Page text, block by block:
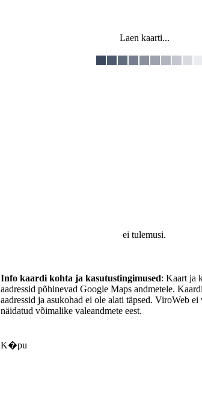
Laen kaarti...
ei tulemusi.
Info kaardi kohta ja kasutustingimused: Kaart ja
aadressid põhinevad Google Maps andmetele.
aadressid ja asukohad ei ole alati täpsed. ViroWeb ei
näidatud võimalike valeandmete eest.
K�pu